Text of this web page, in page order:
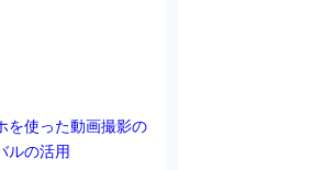
を使った動画撮影の
ルの活用